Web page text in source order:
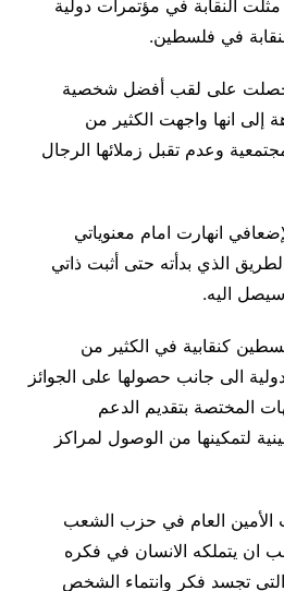
مثلت النقابة في مؤتمرات دولية
في فلسطين.
حصلت على لقب أفضل شخصية
في عام 2017 منوهة إلى انها واجهت الكثير من
وعدم تقبل زملائها الرجال
انهارت امام معنوياتي
الذي بدأته حتى أثبت ذاتي
اليه.
كنقابية في الكثير من
الى جانب حصولها على الجوائز
المختصة بتقديم الدعم
لتمكينها من الوصول لمراكز
الأمين العام في حزب الشعب
ان يتملكه الانسان في فكره
التي تجسد فكر وانتماء الشخص